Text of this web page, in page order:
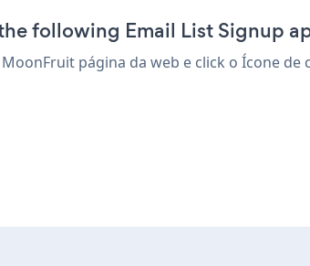
following Email List Signup
página da web e click o Ícone de